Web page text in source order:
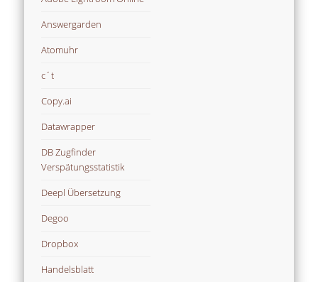
Answergarden
Atomuhr
c´t
Copy.ai
Datawrapper
DB Zugfinder
Verspätungsstatistik
Deepl Übersetzung
Degoo
Dropbox
Handelsblatt